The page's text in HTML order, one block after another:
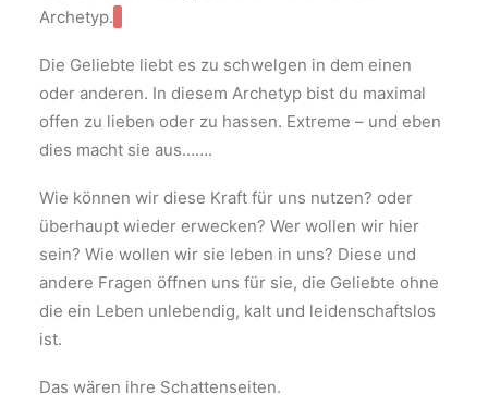
Archetyp.
Die Geliebte liebt es zu schwelgen in dem einen
oder anderen. In diesem Archetyp bist du maximal
offen zu lieben oder zu hassen. Extreme – und eben
dies macht sie aus…….
Wie können wir diese Kraft für uns nutzen? oder
überhaupt wieder erwecken? Wer wollen wir hier
sein? Wie wollen wir sie leben in uns? Diese und
andere Fragen öffnen uns für sie, die Geliebte ohne
die ein Leben unlebendig, kalt und leidenschaftslos
ist.
Das wären ihre Schattenseiten.